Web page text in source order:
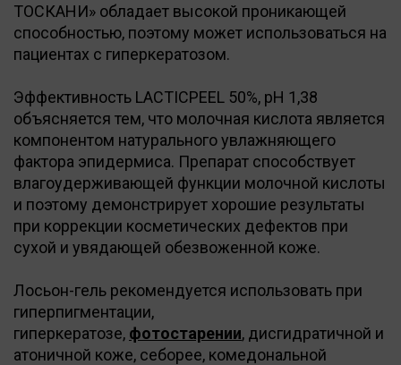
ТОСКАНИ» обладает высокой проникающей
способностью, поэтому может использоваться на
пациентах с гиперкератозом.
Эффективность LACTICPEEL 50%, рН 1,38
объясняется тем, что молочная кислота является
компонентом натурального увлажняющего
фактора эпидермиса. Препарат способствует
влагоудерживающей функции молочной кислоты
и поэтому демонстрирует хорошие результаты
при коррекции косметических дефектов при
сухой и увядающей обезвоженной коже.
Лосьон-гель рекомендуется использовать при
гиперпигментации,
гиперкератозе, фотостарении, дисгидратичной и
атоничной коже, себорее, комедональной